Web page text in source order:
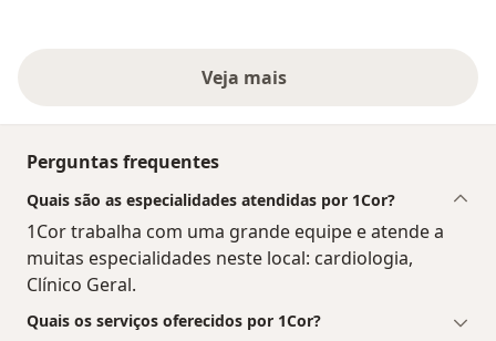
Veja mais
Perguntas frequentes
Quais são as especialidades atendidas por 1Cor?
1Cor trabalha com uma grande equipe e atende a
muitas especialidades neste local: cardiologia,
Clínico Geral.
Quais os serviços oferecidos por 1Cor?